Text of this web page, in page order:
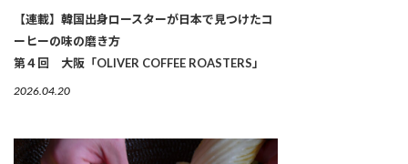
【連載】韓国出身ロースターが日本で見つけたコ
ーヒーの味の磨き方
第４回 大阪「OLIVER COFFEE ROASTERS」
2026.04.20